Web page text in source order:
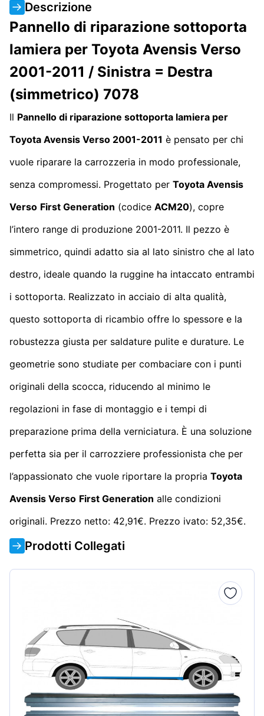
Descrizione
Pannello di riparazione sottoporta
lamiera per Toyota Avensis Verso
2001-2011 / Sinistra = Destra
(simmetrico) 7078
Il Pannello di riparazione sottoporta lamiera per
Toyota Avensis Verso 2001-2011 è pensato per chi
vuole riparare la carrozzeria in modo professionale,
senza compromessi. Progettato per Toyota Avensis
Verso First Generation (codice ACM20), copre
l’intero range di produzione 2001-2011. Il pezzo è
simmetrico, quindi adatto sia al lato sinistro che al lato
destro, ideale quando la ruggine ha intaccato entrambi
i sottoporta. Realizzato in acciaio di alta qualità,
questo sottoporta di ricambio offre lo spessore e la
robustezza giusta per saldature pulite e durature. Le
geometrie sono studiate per combaciare con i punti
originali della scocca, riducendo al minimo le
regolazioni in fase di montaggio e i tempi di
preparazione prima della verniciatura. È una soluzione
perfetta sia per il carrozziere professionista che per
l’appassionato che vuole riportare la propria Toyota
Avensis Verso First Generation alle condizioni
originali. Prezzo netto: 42,91€. Prezzo ivato: 52,35€.
Prodotti Collegati